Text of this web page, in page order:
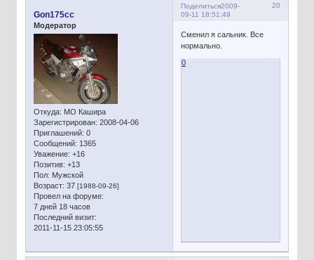
Поделиться 20
2009-
09-11 18:51:49
Gon175cc
Модератор
Откуда: МО Кашира
Зарегистрирован: 2008-04-06
Приглашений: 0
Сообщений: 1365
Уважение: +16
Позитив: +13
Пол: Мужской
Возраст: 37 [1988-09-26]
Провел на форуме:
7 дней 18 часов
Последний визит:
2011-11-15 23:05:55
Сменил я сальник. Все
нормально.
0